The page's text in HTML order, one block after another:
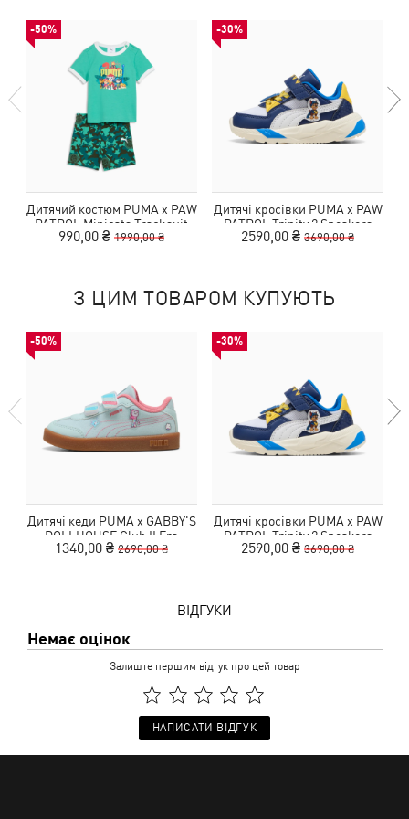
-50%
Дитячий костюм PUMA x PAW
PATROL Minicats Tracksuit
Toddlers
990,00 ₴ 1990,00 ₴
-30%
Дитячі кросівки PUMA x PAW
PATROL Trinity 2 Sneakers
Toddlers
2590,00 ₴ 3690,00 ₴
З ЦИМ ТОВАРОМ КУПУЮТЬ
-50%
Дитячі кеди PUMA x GABBY'S
DOLLHOUSE Club II Era
Sneakers Toddlers
1340,00 ₴ 2690,00 ₴
-30%
Дитячі кросівки PUMA x PAW
PATROL Trinity 2 Sneakers
Toddlers
2590,00 ₴ 3690,00 ₴
ВІДГУКИ
Немає оцінок
Залиште першим відгук про цей товар
НАПИСАТИ ВІДГУК